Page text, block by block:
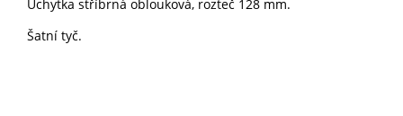
Úchytka stříbrná oblouková, rozteč 128 mm.
Šatní tyč.